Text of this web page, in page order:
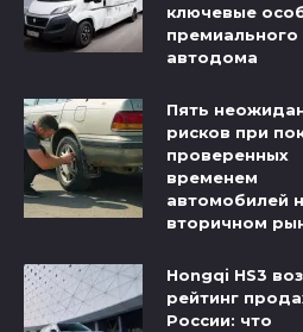
ключевые
премиального
автодома
Пять
рисков при
проверенных
временем
автомобилей
вторичном
Hongqi HS3
рейтинг
России: что